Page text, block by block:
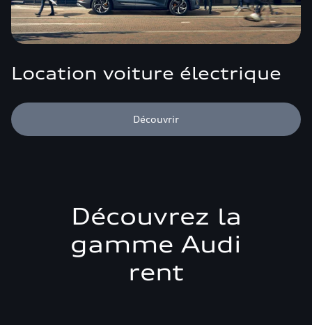
Location voiture électrique
Découvrir
Découvrez la
gamme Audi
rent